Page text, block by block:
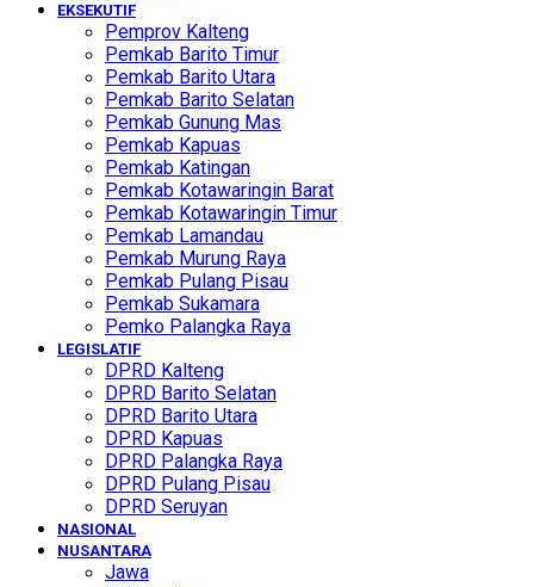
EKSEKUTIF
Pemprov Kalteng
Pemkab Barito Timur
Pemkab Barito Utara
Pemkab Barito Selatan
Pemkab Gunung Mas
Pemkab Kapuas
Pemkab Katingan
Pemkab Kotawaringin Barat
Pemkab Kotawaringin Timur
Pemkab Lamandau
Pemkab Murung Raya
Pemkab Pulang Pisau
Pemkab Sukamara
Pemko Palangka Raya
LEGISLATIF
DPRD Kalteng
DPRD Barito Selatan
DPRD Barito Utara
DPRD Kapuas
DPRD Palangka Raya
DPRD Pulang Pisau
DPRD Seruyan
NASIONAL
NUSANTARA
Jawa